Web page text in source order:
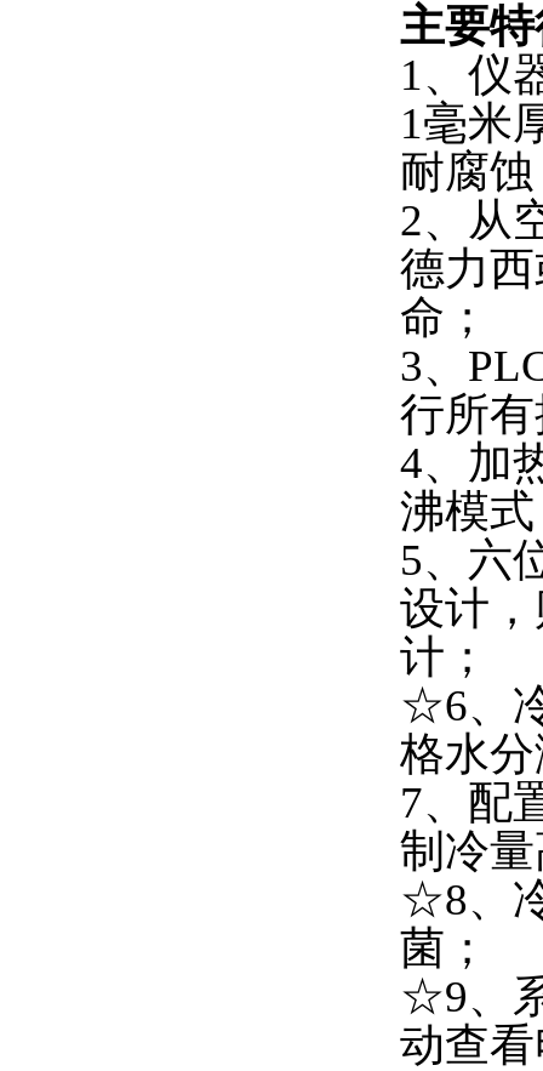
主要
1、仪
1毫米
耐腐
2、从
德力
命；
3、
行所
4、加
沸模
5、六
设计
计；
☆6、
格水
7、配
制冷
☆8、
菌；
☆9、
动查